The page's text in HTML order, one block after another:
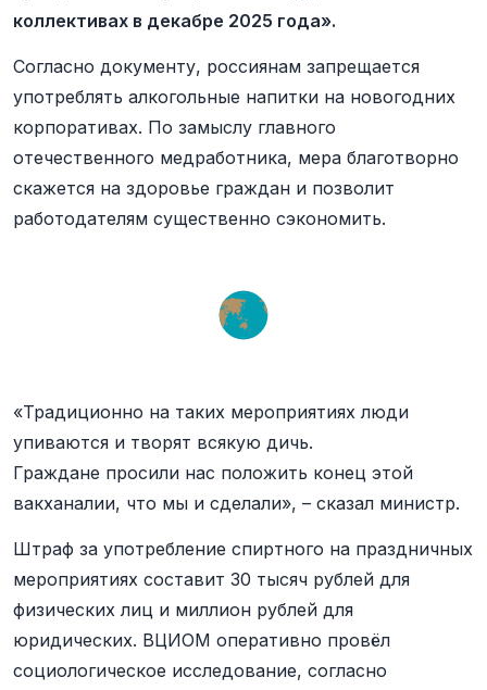
коллективах в декабре 2025 года».
Согласно документу, россиянам запрещается
употреблять алкогольные напитки на новогодних
корпоративах. По замыслу главного
отечественного медработника, мера благотворно
скажется на здоровье граждан и позволит
работодателям существенно сэкономить.
«Традиционно на таких мероприятиях люди
упиваются и творят всякую дичь.
Граждане просили нас положить конец этой
вакханалии, что мы и сделали», – сказал министр.
Штраф за употребление спиртного на праздничных
мероприятиях составит 30 тысяч рублей для
физических лиц и миллион рублей для
юридических. ВЦИОМ оперативно провёл
социологическое исследование, согласно